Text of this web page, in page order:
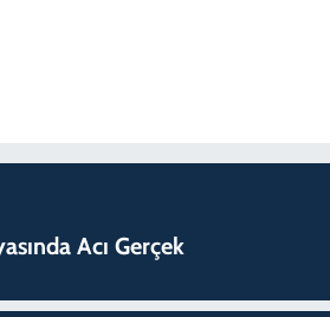
Acı Gerçek